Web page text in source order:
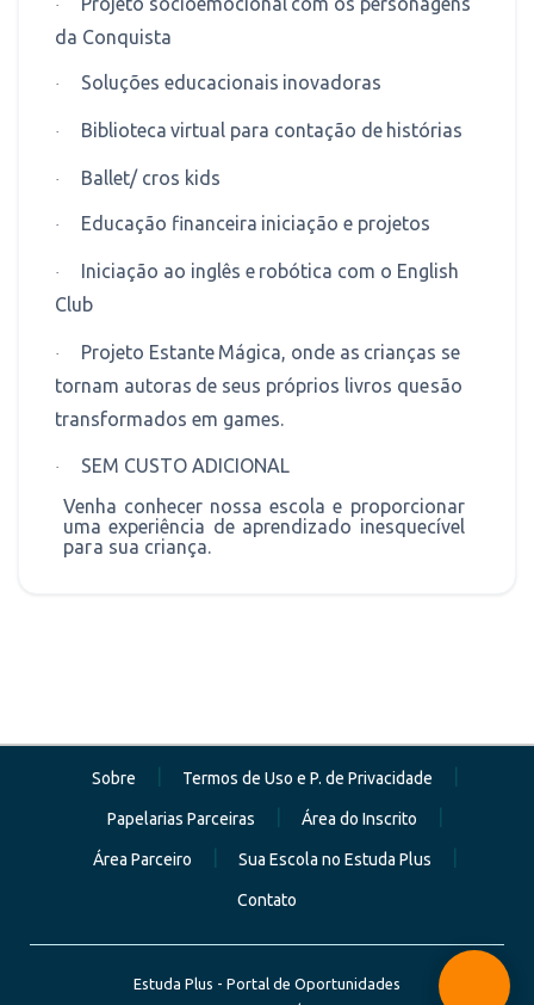
·
da Conquista
· Soluções educacionais inovadoras
· Biblioteca virtual para contação de histórias
· Ballet/ cros kids
· Educação financeira iniciação e projetos
· Iniciação ao inglês e robótica com o English
Club
· Projeto Estante Mágica, onde as crianças se
tornam autoras de seus próprios livros quesão
transformados em games.
· SEM CUSTO ADICIONAL
Venha conhecer nossa escola e proporcionar
uma experiência de aprendizado inesquecível
para sua criança.
Sobre Termos de Uso e P. de Privacidade
Papelarias Parceiras Área do Inscrito
Área Parceiro Sua Escola no Estuda Plus
Contato
Estuda Plus - Portal de Oportunidades